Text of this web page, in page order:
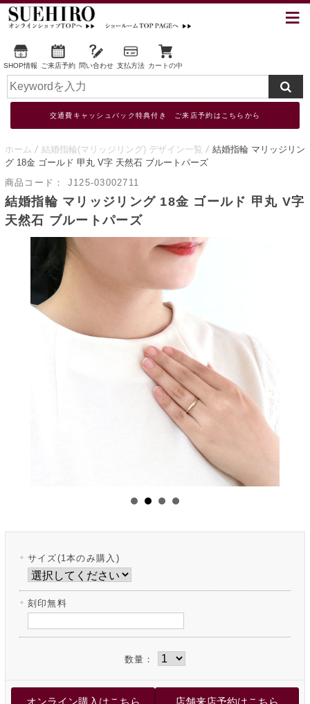
SHOP情報 ご来店予約 問い合わせ 支払方法 カートの中
交通費キャッシュバック特典付き ご来店予約はこちらから
ホーム 結婚指輪(マリッジリング) デザイン一覧
結婚指輪 マリッジリン
グ 18金 ゴールド 甲丸 V字 天然石 ブルートパーズ
商品コード：
J125-03002711
結婚指輪 マリッジリング 18金 ゴールド 甲丸 V字
天然石 ブルートパーズ
サイズ(1本のみ購入)
刻印無料
数量：